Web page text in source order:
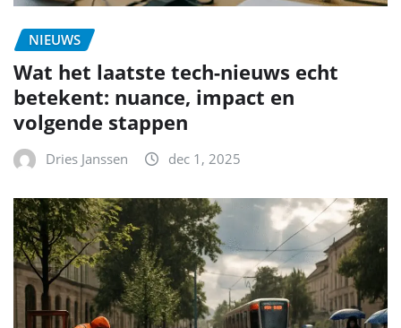
NIEUWS
Wat het laatste tech-nieuws echt
betekent: nuance, impact en
volgende stappen
Dries Janssen dec 1, 2025